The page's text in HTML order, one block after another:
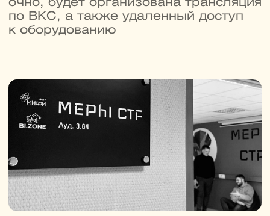
В магистратуре можно пройти
онлайн-программу ДПО и усилить
поступлении:
Прикладной анализ данных
Графический дизайн
Управление ИТ-проектами
от 250 000 ₽
→ Блокчейн